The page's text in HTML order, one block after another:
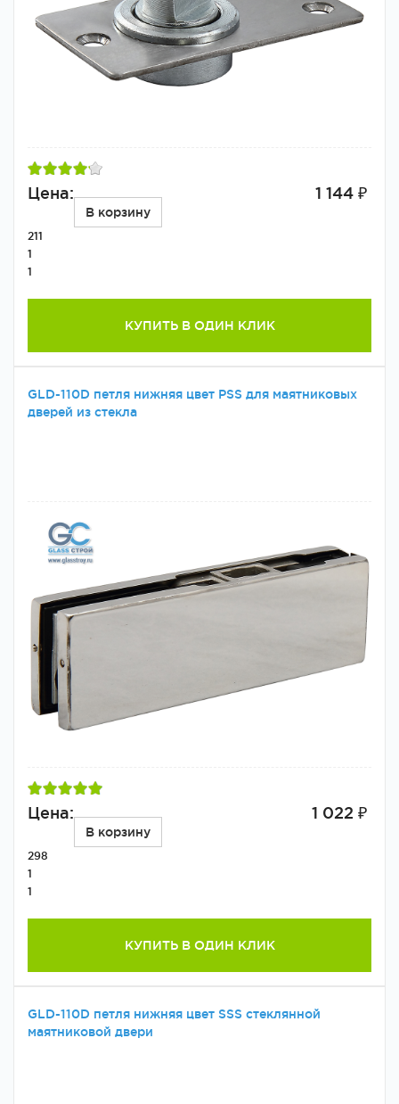
Цена: 1 144 ₽
В корзину
211
1
1
КУПИТЬ В ОДИН КЛИК
GLD-110D петля нижняя цвет PSS для маятниковых
дверей из стекла
Цена: 1 022 ₽
В корзину
298
1
1
КУПИТЬ В ОДИН КЛИК
GLD-110D петля нижняя цвет SSS стеклянной
маятниковой двери